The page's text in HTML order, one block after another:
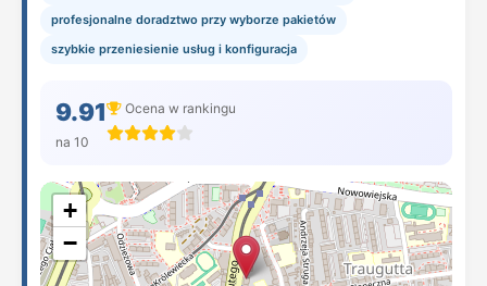
profesjonalne doradztwo przy wyborze pakietów
szybkie przeniesienie usług i konfiguracja
9.91
na 10
Ocena w rankingu
+
−